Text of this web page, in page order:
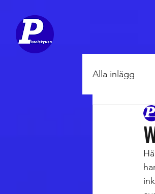
Alla inlägg
Åsiktstext